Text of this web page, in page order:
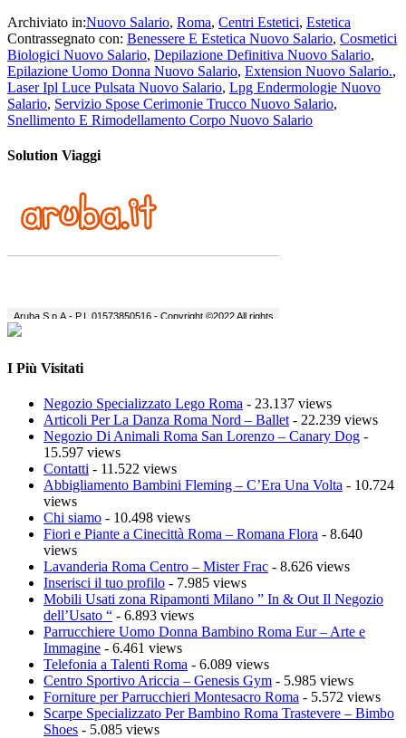
Archiviato in:Nuovo Salario, Roma, Centri Estetici, Estetica
Contrassegnato con: Benessere E Estetica Nuovo Salario, Cosmetici
Biologici Nuovo Salario, Depilazione Definitiva Nuovo Salario,
Epilazione Uomo Donna Nuovo Salario, Extension Nuovo Salario.,
Laser Ipl Luce Pulsata Nuovo Salario, Lpg Endermologie Nuovo
Salario, Servizio Spose Cerimonie Trucco Nuovo Salario,
Snellimento E Rimodellamento Corpo Nuovo Salario
Solution Viaggi
I Più Visitati
Negozio Specializzato Lego Roma - 23.137 views
Articoli Per La Danza Roma Nord – Ballet - 22.239 views
Negozio Di Animali Roma San Lorenzo – Canary Dog -
15.597 views
Contatti - 11.522 views
Abbigliamento Bambini Fleming – C’Era Una Volta - 10.724
views
Chi siamo - 10.498 views
Fiori e Piante a Cinecittà Roma – Romana Flora - 8.640
views
Lavanderia Roma Centro – Mister Frac - 8.626 views
Inserisci il tuo profilo - 7.985 views
Mobili Usati zona Ripamonti Milano ” In & Out Il Negozio
dell’Usato “ - 6.893 views
Parrucchiere Uomo Donna Bambino Roma Eur – Arte e
Immagine - 6.461 views
Telefonia a Talenti Roma - 6.089 views
Centro Sportivo Ariccia – Genesis Gym - 5.985 views
Forniture per Parrucchieri Montesacro Roma - 5.572 views
Scarpe Specializzato Per Bambino Roma Trastevere – Bimbo
Shoes - 5.085 views